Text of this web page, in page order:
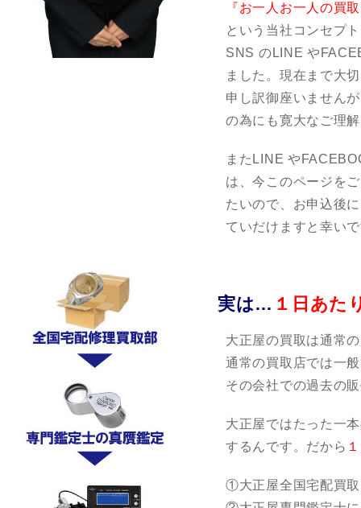
『お一人お一人の買
という当社コンセプ
SNS のLINE や
ました。現在まで大
申し訳御座いません
の為にも寛大なご理
またLINE や
は、今このページを
たいので、お申込後
ていだけますと幸い
実は… １日あた
大正屋の買取は通常
通常の買取店では一
その会社での過去の
大正屋ではたった一
するんです。だから
①大正屋全国宅配買